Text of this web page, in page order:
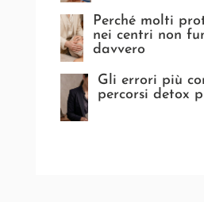
Perché molti
nei centri non
davvero
Gli errori più
percorsi detox